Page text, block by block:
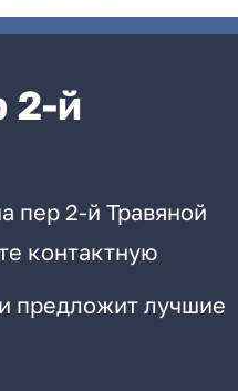
2-й
пер 2-й Травяной
контактную
предложит лучшие